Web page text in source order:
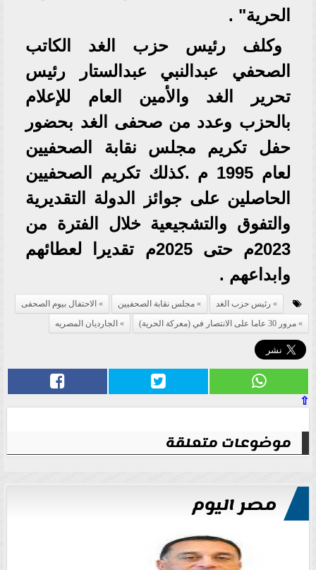
الحرية" .
وكلف رئيس حزب الغد الكاتب
الصحفي عبدالنبي عبدالستار رئيس
تحرير الغد والأمين العام للإعلام
بالحزب وعدد من صحفى الغد بحضور
حفل تكريم مجلس نقابة الصحفيين
لعام 1995 م .كذلك تكريم الصحفيين
الحاصلين على جوائز الدولة التقديرية
والتفوق والتشجيعية خلال الفترة من
2023م حتى 2025م تقديرا لعطائهم
وابداعهم .
رئيس حزب الغد مجلس نقابة الصحفيين
الاحتفال بيوم الصحفى
مرور 30 عاما على الانتصار في (معركة الحرية)
الجارديان المصريه
⇧
موضوعات متعلقة
مصر اليوم